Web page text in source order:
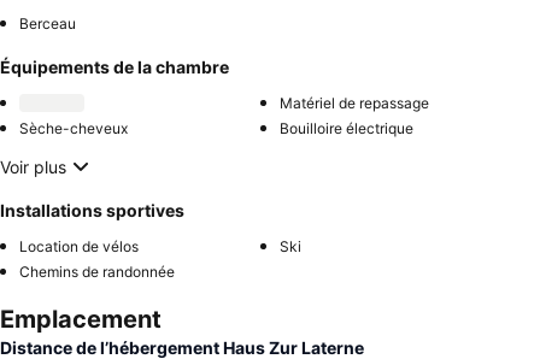
Berceau
Équipements de la chambre
Matériel de repassage
Sèche-cheveux
Bouilloire électrique
Voir plus
Installations sportives
Location de vélos
Ski
Chemins de randonnée
Emplacement
Distance de l’hébergement Haus Zur Laterne